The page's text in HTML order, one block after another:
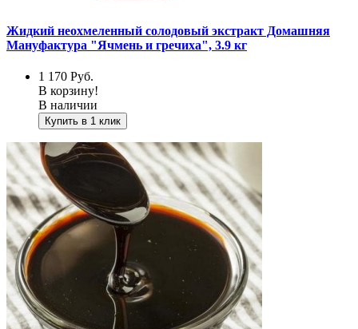
Жидкий неохмеленный солодовый экстракт Домашняя
Мануфактура "Ячмень и гречиха", 3.9 кг
1 170 Руб.
В корзину!
В наличии
Купить в 1 клик